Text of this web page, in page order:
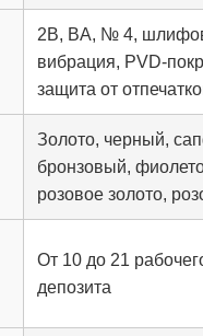
2B, BA, № 4,
вибрация, PVD-
защита от
Золото, черный,
бронзовый,
розовое золото,
От 10 до 21
депозита